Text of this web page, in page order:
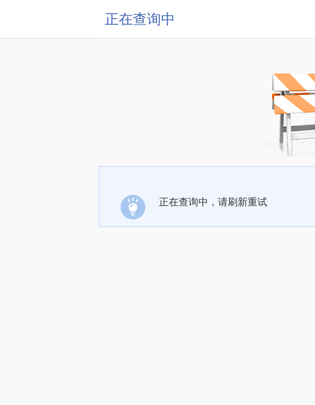
正在查询中
正在查询中，请刷新重试